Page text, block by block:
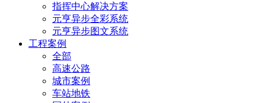
指挥中心解决方案
元亨异步全彩系统
元亨异步图文系统
工程案例
全部
高速公路
城市案例
车站地铁